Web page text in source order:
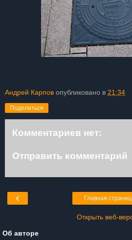
Андрей Карпов опубликовано в 21:34
Поделиться
Комментариев нет:
Отправить комментарий
‹ Главная
Открыть веб-
Об авторе